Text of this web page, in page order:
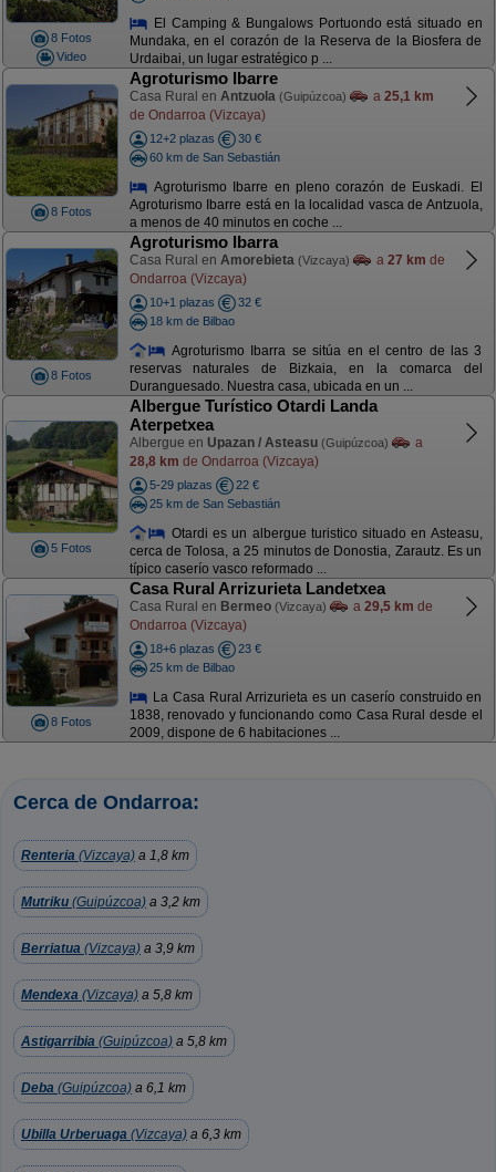
8 Fotos
Video
El Camping & Bungalows Portuondo está situado en
Mundaka, en el corazón de la Reserva de la Biosfera de
Urdaibai, un lugar estratégico p ...
8 Fotos
Agroturismo Ibarre
Casa Rural en Antzuola (Guipúzcoa) a 25,1 km
de Ondarroa (Vizcaya)
12+2 plazas
30 €
60 km de San Sebastián
Agroturismo Ibarre en pleno corazón de Euskadi. El
Agroturismo Ibarre está en la localidad vasca de Antzuola,
a menos de 40 minutos en coche ...
8 Fotos
Agroturismo Ibarra
Casa Rural en Amorebieta (Vizcaya) a 27 km de
Ondarroa (Vizcaya)
10+1 plazas
32 €
18 km de Bilbao
Agroturismo Ibarra se sitúa en el centro de las 3
reservas naturales de Bizkaia, en la comarca del
Duranguesado. Nuestra casa, ubicada en un ...
5 Fotos
Albergue Turístico Otardi Landa
Aterpetxea
Albergue en Upazan / Asteasu (Guipúzcoa)
a
28,8 km de Ondarroa (Vizcaya)
5-29 plazas
22 €
25 km de San Sebastián
Otardi es un albergue turistico situado en Asteasu,
cerca de Tolosa, a 25 minutos de Donostia, Zarautz. Es un
típico caserío vasco reformado ...
8 Fotos
Casa Rural Arrizurieta Landetxea
Casa Rural en Bermeo (Vizcaya) a 29,5 km de
Ondarroa (Vizcaya)
18+6 plazas
23 €
25 km de Bilbao
La Casa Rural Arrizurieta es un caserío construido en
1838, renovado y funcionando como Casa Rural desde el
2009, dispone de 6 habitaciones ...
Cerca de Ondarroa:
Renteria (Vizcaya) a 1,8 km
Mutriku (Guipúzcoa) a 3,2 km
Berriatua (Vizcaya) a 3,9 km
Mendexa (Vizcaya) a 5,8 km
Astigarribia (Guipúzcoa) a 5,8 km
Deba (Guipúzcoa) a 6,1 km
Ubilla Urberuaga (Vizcaya) a 6,3 km